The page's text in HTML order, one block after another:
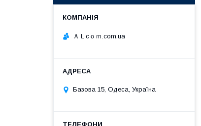
ＡＬcｏｍ.com.ua
Базова 15, Одеса, Україна